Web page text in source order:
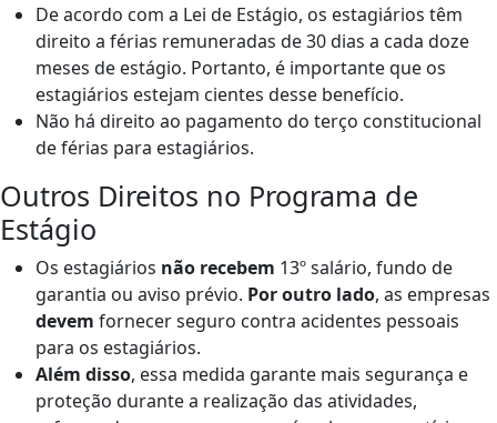
De acordo com a Lei de Estágio, os estagiários têm
direito a férias remuneradas de 30 dias a cada doze
meses de estágio. Portanto, é importante que os
estagiários estejam cientes desse benefício.
Não há direito ao pagamento do terço constitucional
de férias para estagiários.
Outros Direitos no Programa de
Estágio
Os estagiários não recebem 13º salário, fundo de
garantia ou aviso prévio. Por outro lado, as empresas
devem fornecer seguro contra acidentes pessoais
para os estagiários.
Além disso, essa medida garante mais segurança e
proteção durante a realização das atividades,